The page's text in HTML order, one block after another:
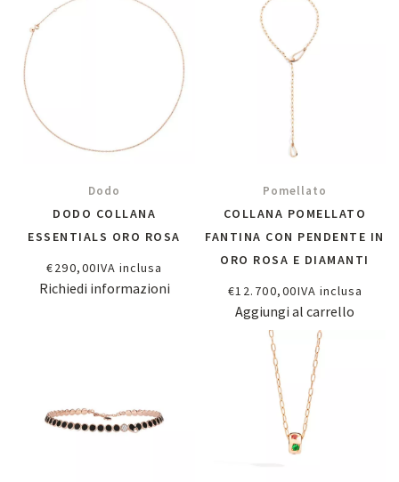
Dodo
DODO COLLANA
ESSENTIALS ORO ROSA
€290,00IVA inclusa
Richiedi informazioni
Pomellato
COLLANA POMELLATO
FANTINA CON PENDENTE IN
ORO ROSA E DIAMANTI
€12.700,00IVA inclusa
Aggiungi al carrello